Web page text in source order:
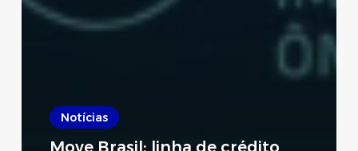
Notícias
Move Brasil: linha de crédito